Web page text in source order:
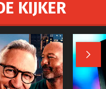
KIJKER
